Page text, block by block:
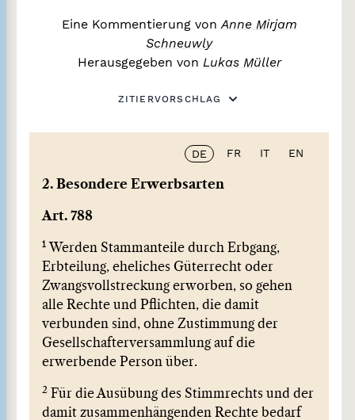
Eine Kommentierung vonAnne Mirjam
Schneuwly
Herausgegeben von Lukas Müller
ZITIERVORSCHLAG
DE FR IT EN
2. Besondere Erwerbsarten
Art. 788
1 Werden Stammanteile durch Erbgang,
Erbteilung, eheliches Güterrecht oder
Zwangsvollstreckung erworben, so gehen
alle Rechte und Pflichten, die damit
verbunden sind, ohne Zustimmung der
Gesellschafterversammlung auf die
erwerbende Person über.
2 Für die Ausübung des Stimmrechts und der
damit zusammen­hängen­den Rechte bedarf